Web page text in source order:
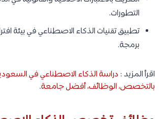
التطورات.
تطبيق تقنيات الذكاء الاصطناعي في بيئة
برمجة.
اقرأ المزيد : دراسة الذكاء الاصطناعي في
بالتخصص، الوظائف، أفضل جامعة.